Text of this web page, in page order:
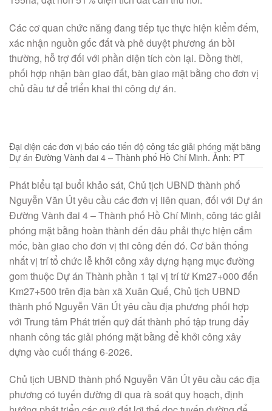
Các cơ quan chức năng đang tiếp tục thực hiện kiểm đếm,
xác nhận nguồn gốc đất và phê duyệt phương án bồi
thường, hỗ trợ đối với phần diện tích còn lại. Đồng thời,
phối hợp nhận bàn giao đất, bàn giao mặt bằng cho đơn vị
chủ đầu tư để triển khai thi công dự án.
Đại diện các đơn vị báo cáo tiến độ công tác giải phóng mặt bằng
Dự án Đường Vành đai 4 – Thành phố Hồ Chí Minh. Ảnh: PT
Phát biểu tại buổi khảo sát, Chủ tịch UBND thành phố
Nguyễn Văn Út yêu cầu các đơn vị liên quan, đối với Dự án
Đường Vành đai 4 – Thành phố Hồ Chí Minh, công tác giải
phóng mặt bằng hoàn thành đến đâu phải thực hiện cắm
mốc, bàn giao cho đơn vị thi công đến đó. Cơ bản thống
nhất vị trí tổ chức lễ khởi công xây dựng hạng mục đường
gom thuộc Dự án Thành phần 1 tại vị trí từ Km27+000 đến
Km27+500 trên địa bàn xã Xuân Quế, Chủ tịch UBND
thành phố Nguyễn Văn Út yêu cầu địa phương phối hợp
với Trung tâm Phát triển quỹ đất thành phố tập trung đẩy
nhanh công tác giải phóng mặt bằng để khởi công xây
dựng vào cuối tháng 6-2026.
Chủ tịch UBND thành phố Nguyễn Văn Út yêu cầu các địa
phương có tuyến đường đi qua rà soát quy hoạch, định